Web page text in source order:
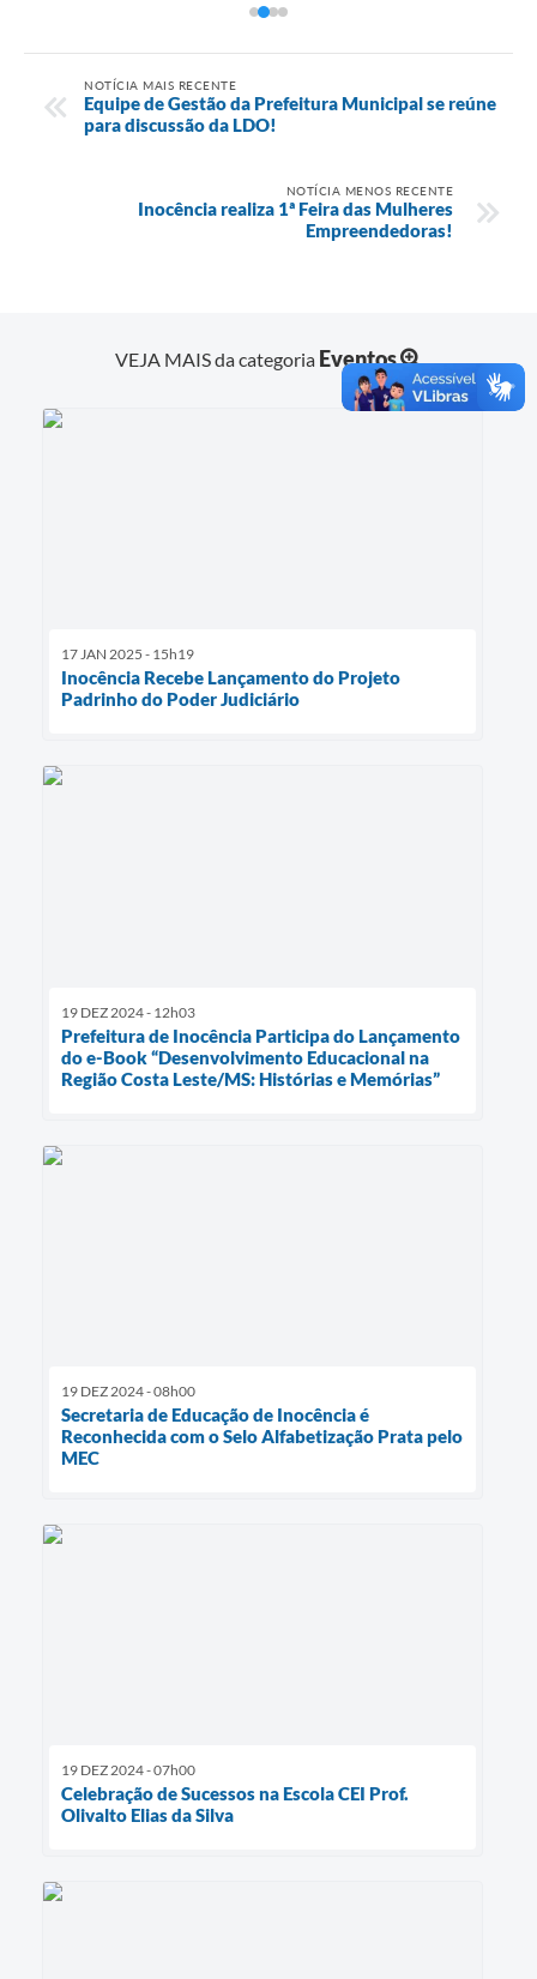
NOTÍCIA MAIS RECENTE
Equipe de Gestão da Prefeitura Municipal se reúne
para discussão da LDO!
NOTÍCIA MENOS RECENTE
Inocência realiza 1ª Feira das Mulheres
Empreendedoras!
VEJA MAIS da categoria Eventos
17 JAN 2025 - 15h19
Inocência Recebe Lançamento do Projeto
Padrinho do Poder Judiciário
19 DEZ 2024 - 12h03
Prefeitura de Inocência Participa do Lançamento
do e-Book “Desenvolvimento Educacional na
Região Costa Leste/MS: Histórias e Memórias”
19 DEZ 2024 - 08h00
Secretaria de Educação de Inocência é
Reconhecida com o Selo Alfabetização Prata pelo
MEC
19 DEZ 2024 - 07h00
Celebração de Sucessos na Escola CEI Prof.
Olivalto Elias da Silva